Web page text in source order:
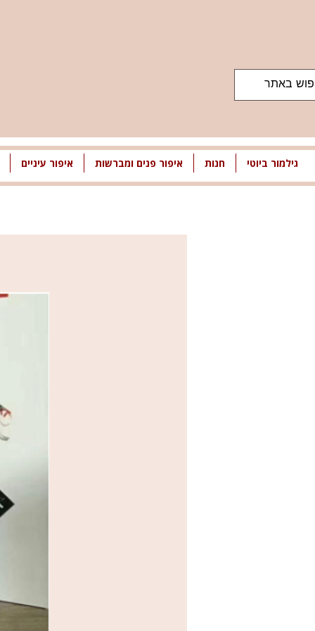
גילמור ביוטי חנות איפור פנים ומברשות איפור עיניים